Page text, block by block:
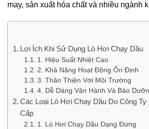
may, sản xuất hóa chất và nhiều ngành
Lợi Ích Khi Sử Dụng Lò Hơi Chạy Dầu
1. Hiệu Suất Nhiệt Cao
2. Khả Năng Hoạt Động Ổn Định
3. Thân Thiện Với Môi Trường
4. Dễ Dàng Vận Hành Và Bảo
Các Loại Lò Hơi Chạy Dầu Do Công
Cấp
1. Lò Hơi Chạy Dầu Dạng Đứng